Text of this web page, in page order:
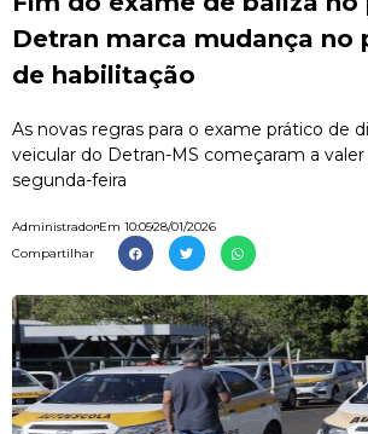
Detran marca mudança no
de habilitação
As novas regras para o exame prático de
veicular do Detran-MS começaram a
segunda-feira
AdministradorEm 10:0528/01/2026
Compartilhar